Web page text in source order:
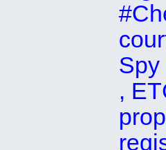
Spy
,